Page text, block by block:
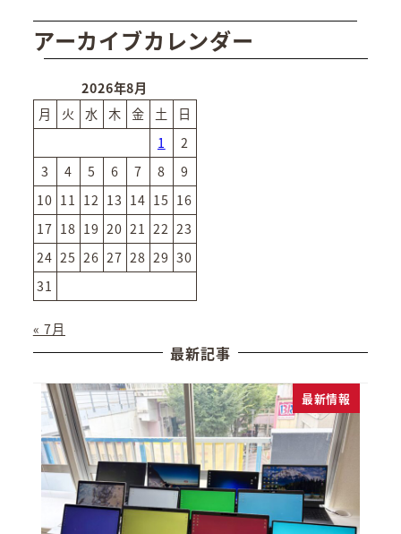
アーカイブカレンダー
2026年8月
月
火 水 木 金 土
日
1
2
3
4 5 6 7 8
9
10 11 12 13 14 15 16
17 18 19 20 21 22 23
24 25 26 27 28 29 30
31
« 7月
最新記事
最新情報